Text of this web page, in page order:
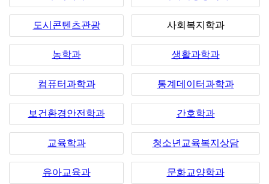
도시콘텐츠관광 사회복지학과
농학과 생활과학과
컴퓨터과학과 통계데이터과학과
보건환경안전학과 간호학과
교육학과 청소년교육복지상담
유아교육과 문화교양학과